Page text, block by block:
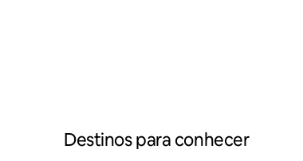
Destinos para conhecer